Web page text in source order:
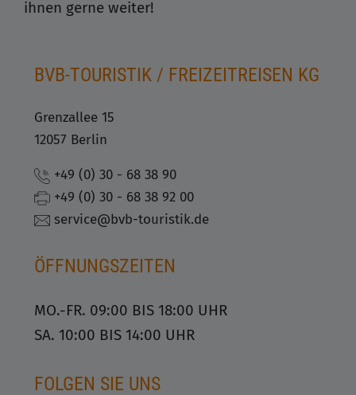
ihnen gerne weiter!
BVB-TOURISTIK / FREIZEITREISEN KG
Grenzallee 15
12057 Berlin
+49 (0) 30 - 68 38 90
+49 (0) 30 - 68 38 92 00
service@bvb-touristik.de
ÖFFNUNGSZEITEN
MO.-FR. 09:00 BIS 18:00 UHR
SA. 10:00 BIS 14:00 UHR
FOLGEN SIE UNS